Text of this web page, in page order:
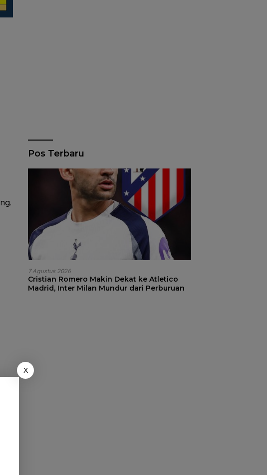
Pos Terbaru
7 Agustus 2026
Cristian Romero Makin Dekat ke Atletico
Madrid, Inter Milan Mundur dari Perburuan
X